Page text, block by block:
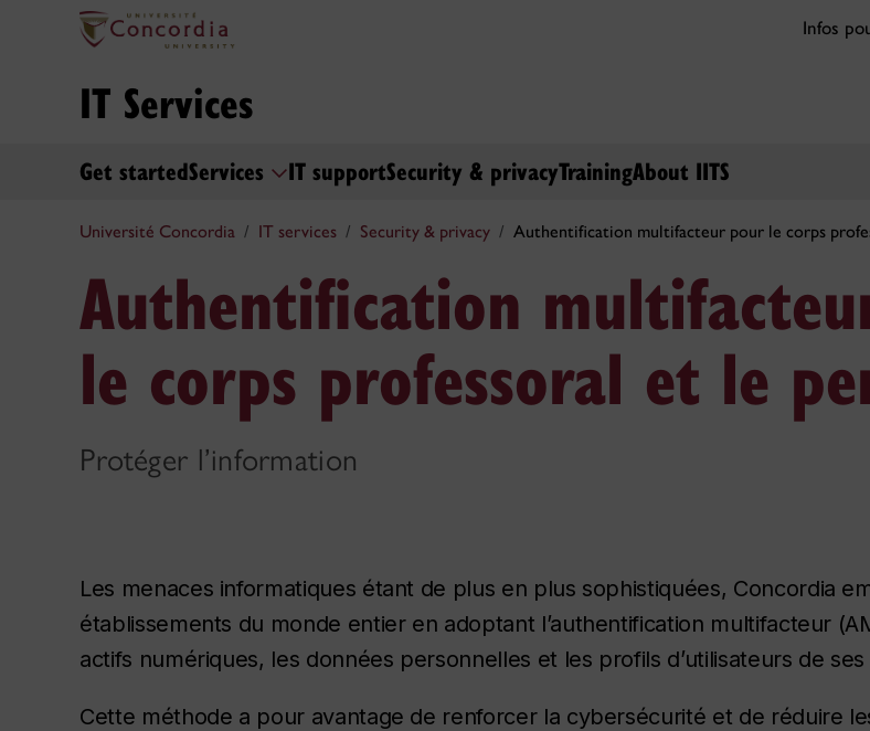
Infos
IT Services
Get startedServices IT supportSecurity & privacyTrainingAbout IITS
Université Concordia IT services Security & privacy Authentification multifacteur pour le corps
Authentification
le corps professoral et le
Protéger l’information
Les menaces informatiques étant de plus en plus sophistiquées, Concordia
établissements du monde entier en adoptant l’authentification multifacteur
actifs numériques, les données personnelles et les profils d’utilisateurs de
Cette méthode a pour avantage de renforcer la cybersécurité et de réduire